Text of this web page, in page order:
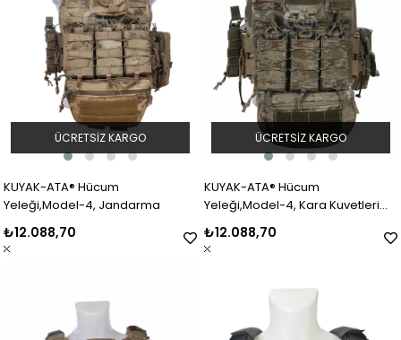
KUYAK-ATA® Hücum
Yeleği,Model-4, Jandarma
₺12.088,70
ÜCRETSIZ KARGO
KUYAK-ATA® Hücum
Yeleği,Model-4, Kara Kuvetleri
₺12.088,70
ÜCRETSIZ KARGO